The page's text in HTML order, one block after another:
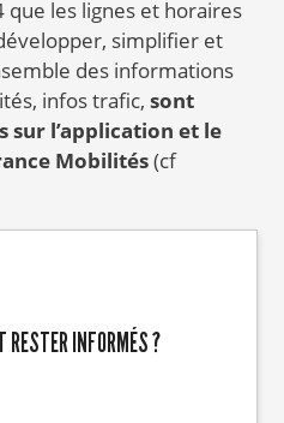
que les lignes et horaires
simplifier et
des informations
infos trafic, sont
sur l’application et le
Mobilités(cf
RESTER INFORMÉS ?